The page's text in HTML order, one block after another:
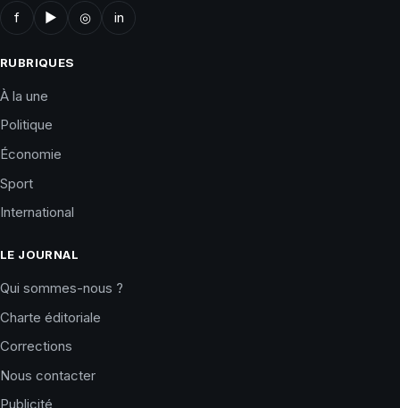
f ▶ ◎ in
RUBRIQUES
À la une
Politique
Économie
Sport
International
LE JOURNAL
Qui sommes-nous ?
Charte éditoriale
Corrections
Nous contacter
Publicité